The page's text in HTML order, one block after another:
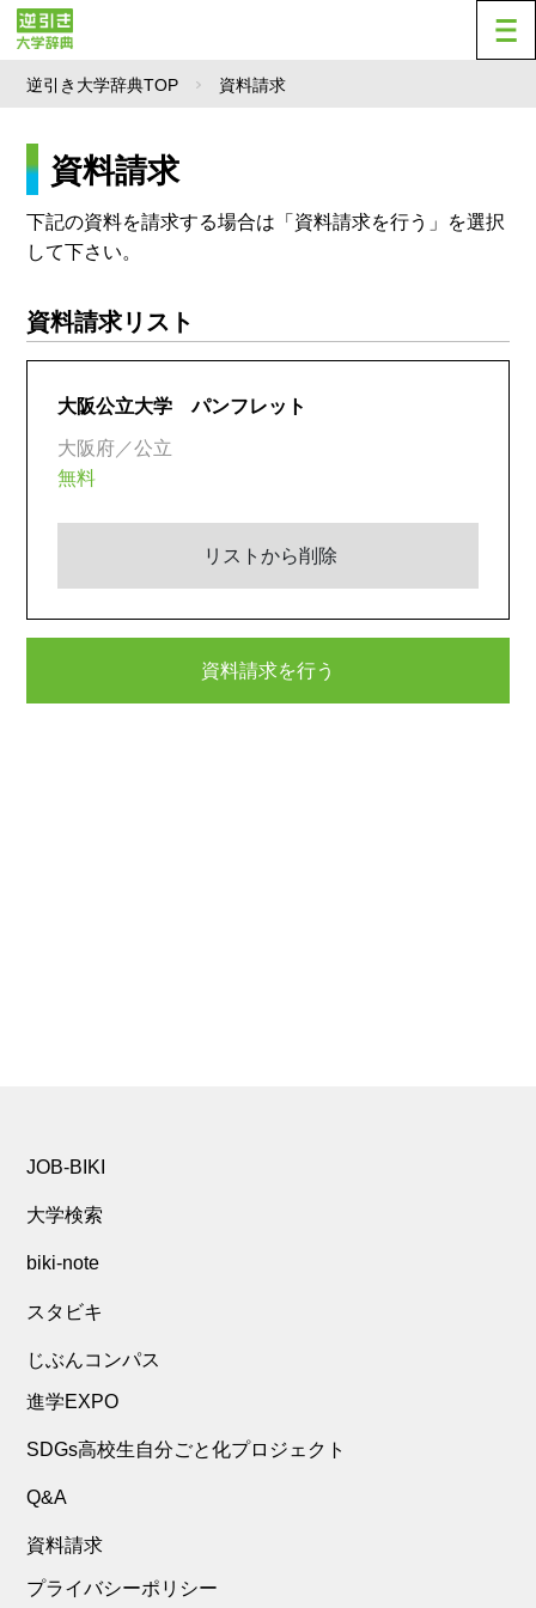
逆引き大学辞典TOP 資料請求
資料請求
下記の資料を請求する場合は「資料請求を行う」を選択
して下さい。
資料請求リスト
大阪公立大学 パンフレット
大阪府／公立
無料
リストから削除
資料請求を行う
JOB-BIKI
大学検索
biki-note
スタビキ
じぶんコンパス
進学EXPO
SDGs高校生自分ごと化プロジェクト
Q&A
資料請求
プライバシーポリシー